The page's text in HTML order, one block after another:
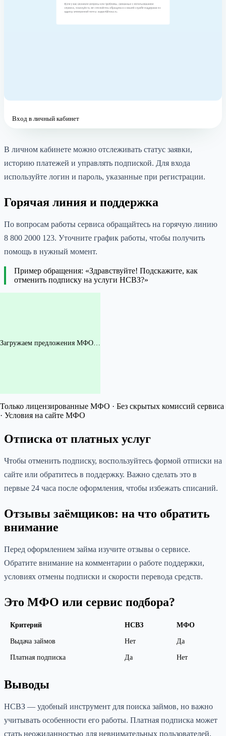
Вход в личный кабинет
В личном кабинете можно отслеживать статус заявки,
историю платежей и управлять подпиской. Для входа
используйте логин и пароль, указанные при регистрации.
Горячая линия и поддержка
По вопросам работы сервиса обращайтесь на горячую линию
8 800 2000 123. Уточните график работы, чтобы получить
помощь в нужный момент.
Пример обращения: «Здравствуйте! Подскажите, как
отменить подписку на услуги НСВЗ?»
Загружаем предложения МФО…
Только лицензированные МФО · Без скрытых комиссий сервиса
· Условия на сайте МФО
Отписка от платных услуг
Чтобы отменить подписку, воспользуйтесь формой отписки на
сайте или обратитесь в поддержку. Важно сделать это в
первые 24 часа после оформления, чтобы избежать списаний.
Отзывы заёмщиков: на что обратить
внимание
Перед оформлением займа изучите отзывы о сервисе.
Обратите внимание на комментарии о работе поддержки,
условиях отмены подписки и скорости перевода средств.
Это МФО или сервис подбора?
Критерий НСВЗ МФО
Выдача займов Нет Да
Платная подписка Да Нет
Выводы
НСВЗ — удобный инструмент для поиска займов, но важно
учитывать особенности его работы. Платная подписка может
стать неожиданностью для невнимательных пользователей.